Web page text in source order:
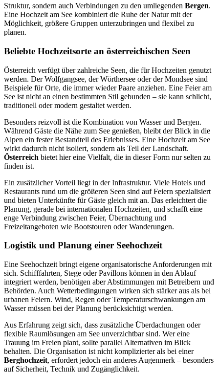
Struktur, sondern auch Verbindungen zu den umliegenden Bergen.
Eine Hochzeit am See kombiniert die Ruhe der Natur mit der
Möglichkeit, größere Gruppen unterzubringen und flexibel zu
planen.
Beliebte Hochzeitsorte an österreichischen Seen
Österreich verfügt über zahlreiche Seen, die für Hochzeiten genutzt
werden. Der Wolfgangsee, der Wörthersee oder der Mondsee sind
Beispiele für Orte, die immer wieder Paare anziehen. Eine Feier am
See ist nicht an einen bestimmten Stil gebunden – sie kann schlicht,
traditionell oder modern gestaltet werden.
Besonders reizvoll ist die Kombination von Wasser und Bergen.
Während Gäste die Nähe zum See genießen, bleibt der Blick in die
Alpen ein fester Bestandteil des Erlebnisses. Eine Hochzeit am See
wirkt dadurch nicht isoliert, sondern als Teil der Landschaft.
Österreich bietet hier eine Vielfalt, die in dieser Form nur selten zu
finden ist.
Ein zusätzlicher Vorteil liegt in der Infrastruktur. Viele Hotels und
Restaurants rund um die größeren Seen sind auf Feiern spezialisiert
und bieten Unterkünfte für Gäste gleich mit an. Das erleichtert die
Planung, gerade bei internationalen Hochzeiten, und schafft eine
enge Verbindung zwischen Feier, Übernachtung und
Freizeitangeboten wie Bootstouren oder Wanderungen.
Logistik und Planung einer Seehochzeit
Eine Seehochzeit bringt eigene organisatorische Anforderungen mit
sich. Schifffahrten, Stege oder Pavillons können in den Ablauf
integriert werden, benötigen aber Abstimmungen mit Betreibern und
Behörden. Auch Wetterbedingungen wirken sich stärker aus als bei
urbanen Feiern. Wind, Regen oder Temperaturschwankungen am
Wasser müssen bei der Planung berücksichtigt werden.
Aus Erfahrung zeigt sich, dass zusätzliche Überdachungen oder
flexible Raumlösungen am See unverzichtbar sind. Wer eine
Trauung im Freien plant, sollte parallel Alternativen im Blick
behalten. Die Organisation ist nicht komplizierter als bei einer
Berghochzeit, erfordert jedoch ein anderes Augenmerk – besonders
auf Sicherheit, Technik und Zugänglichkeit.